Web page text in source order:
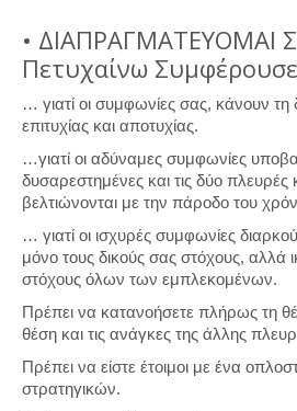
• ΔΙΑΠΡΑΓΜΑΤΕΥΟΜΑΙ
Πετυχαίνω
… γιατί οι συμφωνίες σας, κάνουν τη
επιτυχίας και αποτυχίας.
…γιατί οι αδύναμες συμφωνίες
δυσαρεστημένες και τις δύο
βελτιώνονται με την πάροδο του
… γιατί οι ισχυρές συμφωνίες
μόνο τους δικούς σας στόχους, αλλά
στόχους όλων των εμπλεκομένων.
Πρέπει να κατανοήσετε πλήρως τη
θέση και τις ανάγκες της άλλης
Πρέπει να είστε έτοιμοι με ένα
στρατηγικών.